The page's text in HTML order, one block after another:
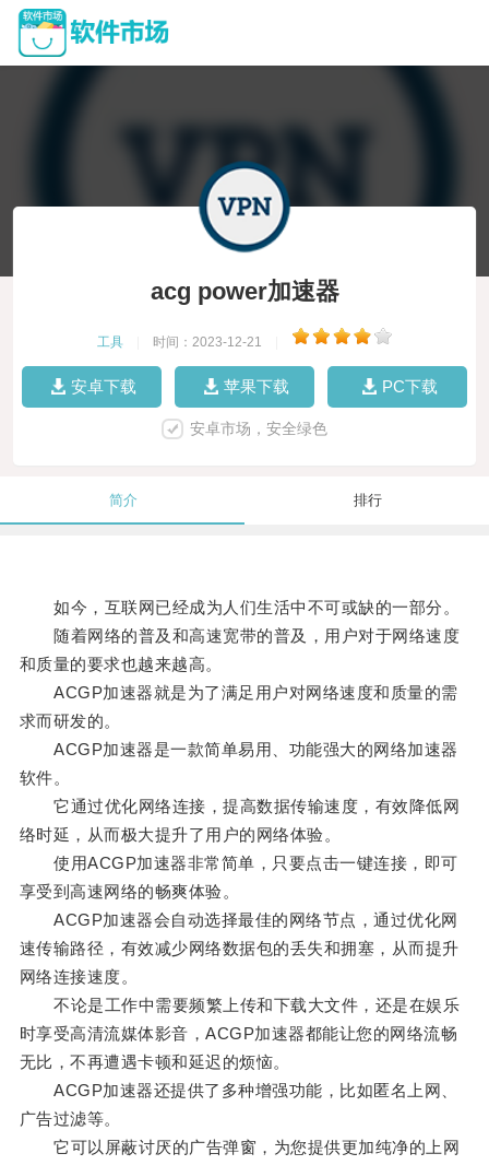
acg power加速器
工具 时间：2023-12-21
安卓下载 苹果下载 PC下载
安卓市场，安全绿色
简介 排行
如今，互联网已经成为人们生活中不可或缺的一部分。
随着网络的普及和高速宽带的普及，用户对于网络速度
和质量的要求也越来越高。
ACGP加速器就是为了满足用户对网络速度和质量的需
求而研发的。
ACGP加速器是一款简单易用、功能强大的网络加速器
软件。
它通过优化网络连接，提高数据传输速度，有效降低网
络时延，从而极大提升了用户的网络体验。
使用ACGP加速器非常简单，只要点击一键连接，即可
享受到高速网络的畅爽体验。
ACGP加速器会自动选择最佳的网络节点，通过优化网
速传输路径，有效减少网络数据包的丢失和拥塞，从而提升
网络连接速度。
不论是工作中需要频繁上传和下载大文件，还是在娱乐
时享受高清流媒体影音，ACGP加速器都能让您的网络流畅
无比，不再遭遇卡顿和延迟的烦恼。
ACGP加速器还提供了多种增强功能，比如匿名上网、
广告过滤等。
它可以屏蔽讨厌的广告弹窗，为您提供更加纯净的上网